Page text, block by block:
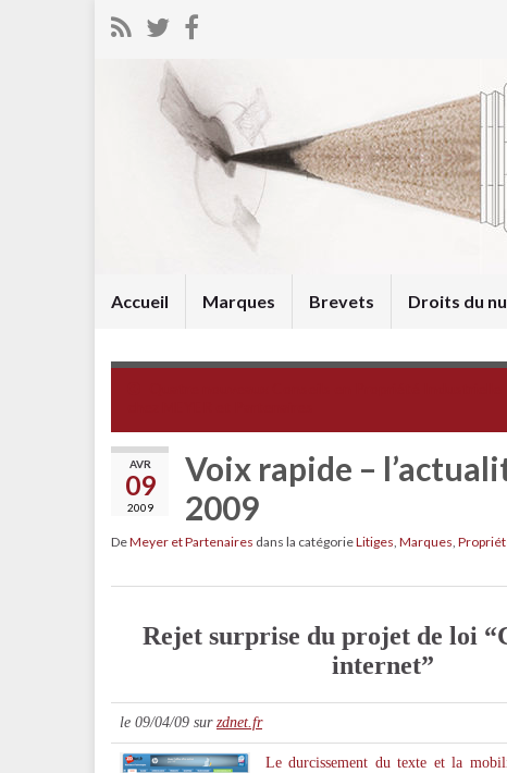
Accueil Marques Brevets Droits du
AVR
09
2009
Voix rapide –
2009
DeMeyer et Partenaires dans la catégorieLitiges, Marques,
Rejet surprise du projet de loi
internet”
le 09/04/09 sur zdnet.fr
Le durcissement du texte et la